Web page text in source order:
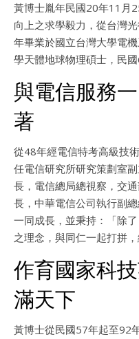
黃博士胤年民國20年11月
向上之求學毅力，從台灣
年畢業於國立台灣大學電
學天體地球物理碩士，民
與電信服務
著
從48年經電信特考高級技
任電信研究所研究策劃室
長，電信總局總視察，交
長，中華電信公司執行副
一同成長，並秉持：「除
之理念，與同仁一起打拼
作育國家科
滿天下
黃博士從民國57年起至92